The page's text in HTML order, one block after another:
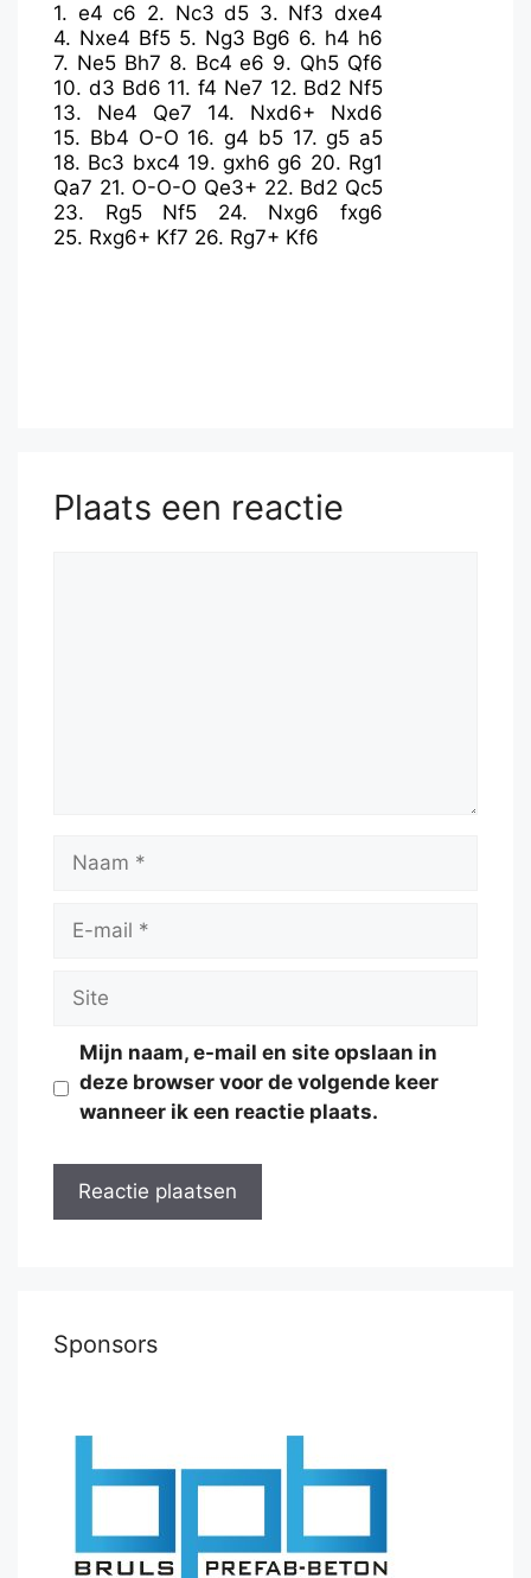
1. e4 c6 2. Nc3 d5 3. Nf3 dxe4
4. Nxe4 Bf5 5. Ng3 Bg6 6. h4 h6
7. Ne5 Bh7 8. Bc4 e6 9. Qh5 Qf6
10. d3 Bd6 11. f4 Ne7 12. Bd2 Nf5
13. Ne4 Qe7 14. Nxd6+
Nxd6
15. Bb4 O-O 16. g4 b5 17.g5 a5
18. Bc3 bxc4 19.gxh6 g6 20. Rg1
Qa7 21. O-O-O Qe3+ 22. Bd2 Qc5
23. Rg5 Nf5 24. Nxg6
fxg6
25. Rxg6+ Kf7 26. Rg7+ Kf6
Plaats een reactie
Naam
Site
Mijn naam, e-mail en site opslaan in
deze browser voor de volgende keer
wanneer ik een reactie plaats.
Sponsors